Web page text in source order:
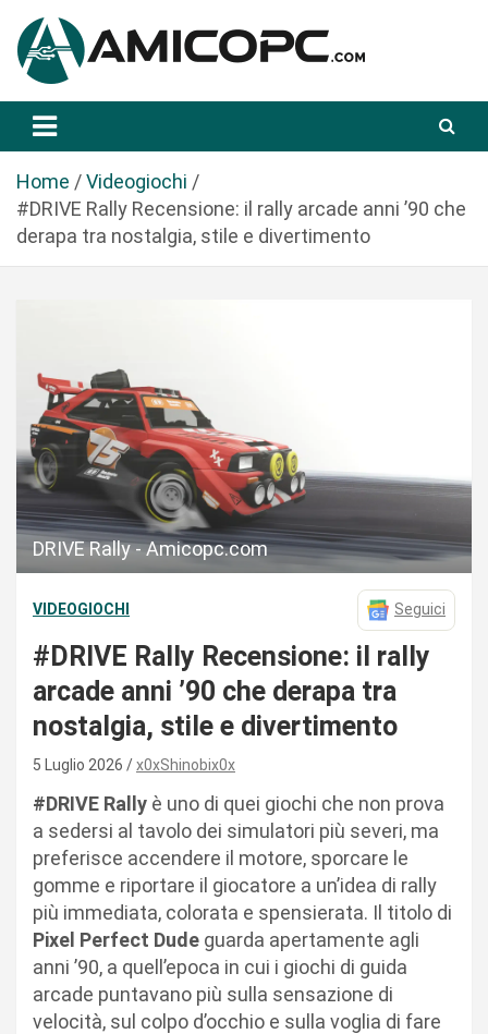
a
Amicopc.com
Home
Videogiochi
#DRIVE Rally Recensione: il rally arcade anni ’90 che
derapa tra nostalgia, stile e divertimento
DRIVE Rally - Amicopc.com
VIDEOGIOCHI Seguici
#DRIVE Rally Recensione: il rally
arcade anni ’90 che derapa tra
nostalgia, stile e divertimento
5 Luglio 2026 x0xShinobix0x
#DRIVE Rally è uno di quei giochi che non prova
a sedersi al tavolo dei simulatori più severi, ma
preferisce accendere il motore, sporcare le
gomme e riportare il giocatore a un’idea di rally
più immediata, colorata e spensierata. Il titolo di
Pixel Perfect Dude guarda apertamente agli
anni ’90, a quell’epoca in cui i giochi di guida
arcade puntavano più sulla sensazione di
velocità, sul colpo d’occhio e sulla voglia di fare